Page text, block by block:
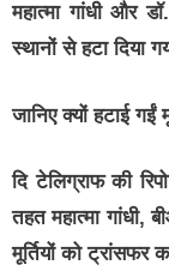
महात्मा गांधी और
स्थानों से हटा दिया
जानिए क्यों हटाई गईं
दि टेलिग्राफ की
तहत महात्मा गांधी,
मूर्तियों को